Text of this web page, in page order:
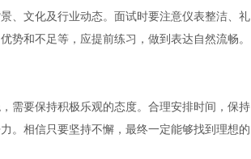
、文化及行业动态。面试时要注意仪表整洁、礼
势和不足等，应提前练习，做到表达自然流畅。
需要保持积极乐观的态度。合理安排时间，保持
。相信只要坚持不懈，最终一定能够找到理想的